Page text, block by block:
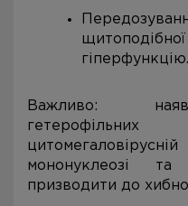
гіперфункцію.
Важливо:
мононуклеозі та
призводити до